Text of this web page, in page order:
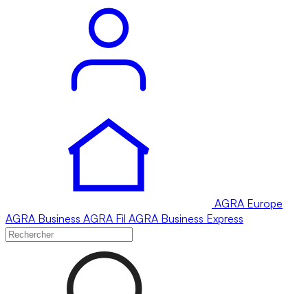
AGRA Europe
AGRA Business AGRA Fil AGRA Business Express